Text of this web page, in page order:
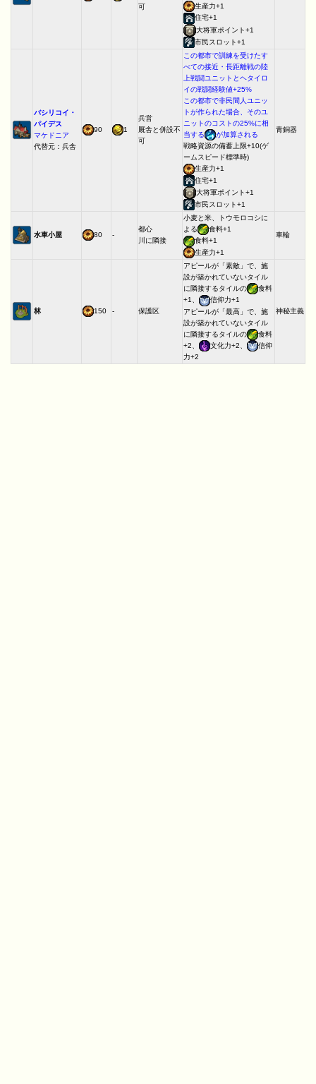
可
生産力+1
住宅+1
大将軍ポイント+1
市民スロット+1
バシリコイ・
パイデス
マケドニア
代替元：兵舎
90 1
兵営
厩舎と併設不
可
この都市で訓練を受けたす
べての接近・長距離戦の陸
上戦闘ユニットとヘタイロ
イの戦闘経験値+25%
この都市で非民間人ユニッ
トが作られた場合、そのユ
ニットのコストの25%に相
当する
が加算される
戦略資源の備蓄上限+10(ゲ
ームスピード標準時)
生産力+1
住宅+1
大将軍ポイント+1
市民スロット+1
青銅器
水車小屋 80 -
都心
川に隣接
小麦と米、トウモロコシに
よる
食料+1
食料+1
生産力+1
車輪
林 150 - 保護区
アピールが「素敵」で、施
設が築かれていないタイル
に隣接するタイルの
食料
+1、
信仰力+1
アピールが「最高」で、施
設が築かれていないタイル
に隣接するタイルの
食料
+2、
文化力+2、
信仰
力+2
神秘主義